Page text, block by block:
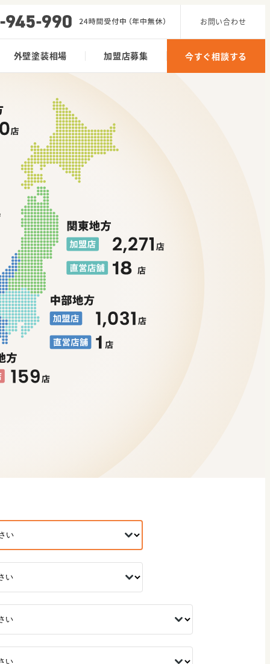
お問い合わせ
外壁塗装相場 加盟店募集 今すぐ相談する